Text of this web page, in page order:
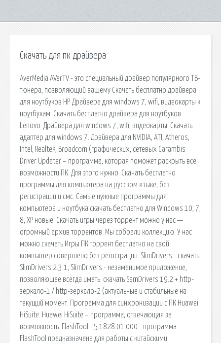
Скачать для пк драйвера
AverMedia AVerTV - это специальный драйвер популярного ТВ-
тюнера, позволяющий вашему Скачать бесплатно драйвера
для ноутбуков HP. Драйвера для windows 7, wifi, видеокарты к
ноутбукам. Скачать бесплатно драйвера для ноутбуков
Lenovo. Драйвера для windows 7, wifi, видеокарты. Скачать
адаптер для windows 7. Драйвера для NVIDIA, ATI, Atheros,
Intel, Realtek, Broadcom (графических, сетевых Carambis
Driver Updater – программа, которая поможет раскрыть все
возможности ПК. Для этого нужно. Скачать бесплатно
программы для компьютера на русском языке, без
регистрации и смс. Самые нужные программы для
компьютера и ноутбука скачать бесплатно для Windows 10, 7,
8, XP новые. Скачать игры через торрент можно у нас —
огромный архив торрентов. Мы собрали коллекцию. У нас
можно скачать Игры ПК торрент бесплатно на свой
компьютер совершено без регистрации. SlimDrivers - скачать
SlimDrivers 2.3.1, SlimDrivers - незаменимое приложение,
позволяющее всегда иметь. скачать SamDrivers 19.2 + http-
зеркало-1 / http-зеркало-2 (актуальные и стабильные на
текущий момент. Программа для синхронизации с ПК Huawei
HiSuite. Huawei HiSuite – программа, отвечающая за
возможность. FlashTool - 5.1828.01.000 - программа
FlashTool предназначена для работы с китайскими